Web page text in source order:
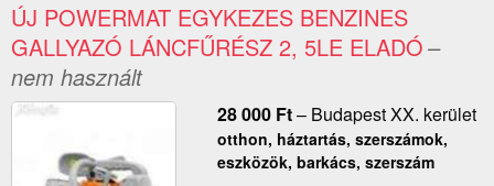
ÚJ POWERMAT EGYKEZES BENZINES
GALLYAZÓ LÁNCFŰRÉSZ 2, 5LE ELADÓ–
nem használt
28 000 Ft– Budapest XX. kerület
otthon, háztartás, szerszámok,
eszközök, barkács, szerszám